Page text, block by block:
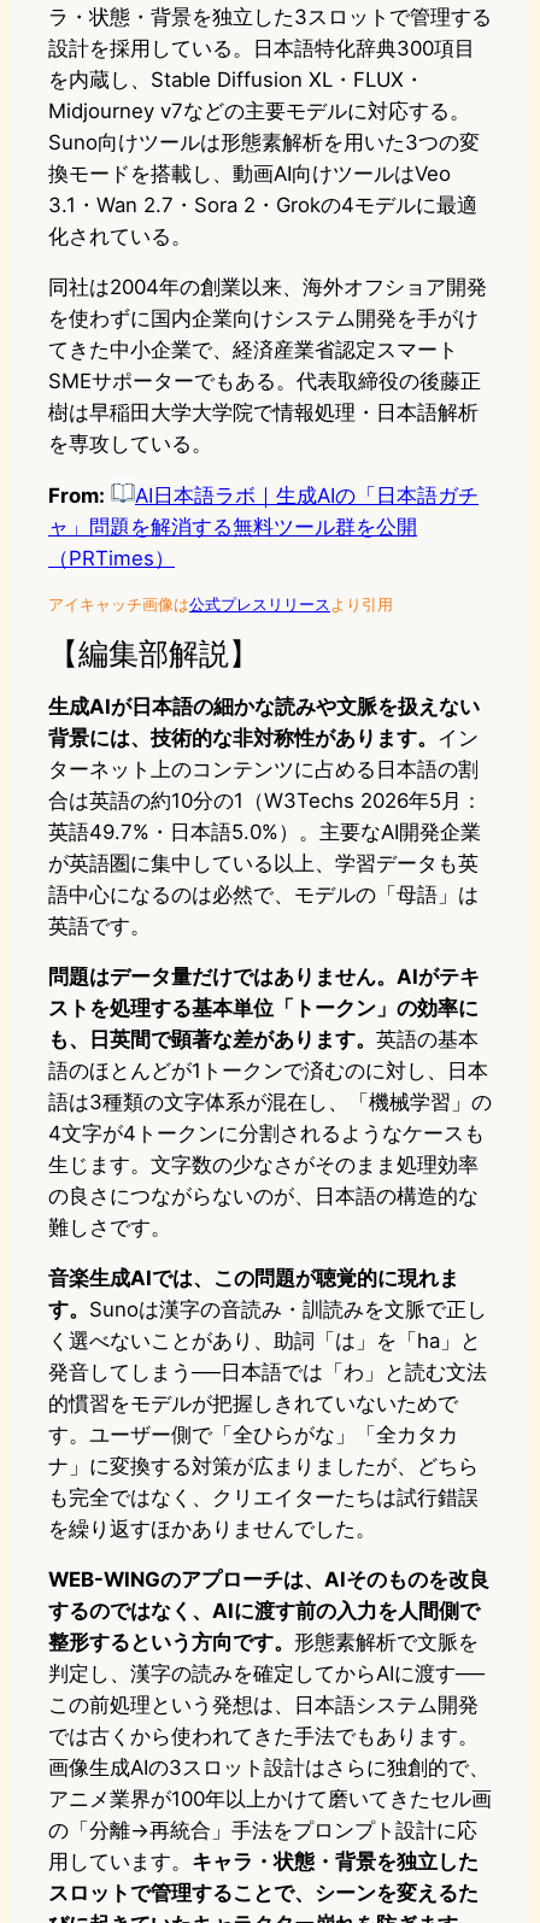
ラ・状態・背景を独立した3スロットで管理する
設計を採用している。日本語特化辞典300項目
を内蔵し、Stable Diffusion XL・FLUX・
Midjourney v7などの主要モデルに対応する。
Suno向けツールは形態素解析を用いた3つの変
換モードを搭載し、動画AI向けツールはVeo
3.1・Wan 2.7・Sora 2・Grokの4モデルに最適
化されている。
同社は2004年の創業以来、海外オフショア開発
を使わずに国内企業向けシステム開発を手がけ
てきた中小企業で、経済産業省認定スマート
SMEサポーターでもある。代表取締役の後藤正
樹は早稲田大学大学院で情報処理・日本語解析
を専攻している。
From:
AI日本語ラボ｜生成AIの「日本語ガチ
ャ」問題を解消する無料ツール群を公開
（PRTimes）
アイキャッチ画像は公式プレスリリースより引用
【編集部解説】
生成AIが日本語の細かな読みや文脈を扱えない
背景には、技術的な非対称性があります。 イン
ターネット上のコンテンツに占める日本語の割
合は英語の約10分の1（W3Techs 2026年5月：
英語49.7%・日本語5.0%）。主要なAI開発企業
が英語圏に集中している以上、学習データも英
語中心になるのは必然で、モデルの「母語」は
英語です。
問題はデータ量だけではありません。AIがテキ
ストを処理する基本単位「トークン」の効率に
も、日英間で顕著な差があります。 英語の基本
語のほとんどが1トークンで済むのに対し、日本
語は3種類の文字体系が混在し、「機械学習」の
4文字が4トークンに分割されるようなケースも
生じます。文字数の少なさがそのまま処理効率
の良さにつながらないのが、日本語の構造的な
難しさです。
音楽生成AIでは、この問題が聴覚的に現れま
す。 Sunoは漢字の音読み・訓読みを文脈で正し
く選べないことがあり、助詞「は」を「ha」と
発音してしまう──日本語では「わ」と読む文法
的慣習をモデルが把握しきれていないためで
す。ユーザー側で「全ひらがな」「全カタカ
ナ」に変換する対策が広まりましたが、どちら
も完全ではなく、クリエイターたちは試行錯誤
を繰り返すほかありませんでした。
WEB-WINGのアプローチは、AIそのものを改良
するのではなく、AIに渡す前の入力を人間側で
整形するという方向です。 形態素解析で文脈を
判定し、漢字の読みを確定してからAIに渡す──
この前処理という発想は、日本語システム開発
では古くから使われてきた手法でもあります。
画像生成AIの3スロット設計はさらに独創的で、
アニメ業界が100年以上かけて磨いてきたセル画
の「分離→再統合」手法をプロンプト設計に応
用しています。 キャラ・状態・背景を独立した
スロットで管理することで、シーンを変えるた